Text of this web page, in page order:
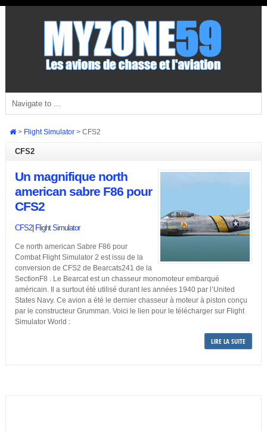
> Flight Simulator> CFS2
CFS2
Un magnifique north
american sabre F86 pour
CFS2
CFS2| Flight Simulator
Ce north american Sabre F86 pour
Combat Flight Simulator 2 est issu de la
conversion de CFS2 de Bearcats241 de la
SectionF8 . Le Bearcat est un chasseur monomoteur embarqué
américain. Il a surtout été utilisé durant les années 1940 par l’United
States Navy. Ce avion a été le dernier chasseur à moteur à piston conçu
par le constructeur Grumman. Voici le lien pour le télécharger sur Flight
Simulator World :
LIRE LA SUITE